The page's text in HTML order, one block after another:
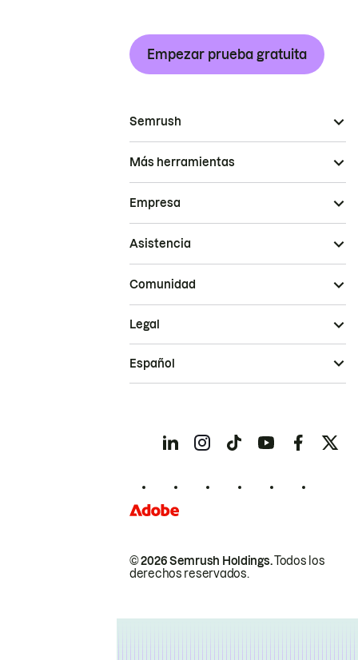
Empezar prueba gratuita
Semrush
Más herramientas
Empresa
Asistencia
Comunidad
© 2026 Semrush Holdings.Todos los
derechos reservados.
Legal
Español